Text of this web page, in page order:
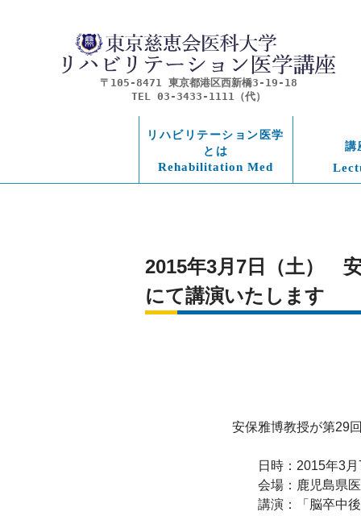
〒105-8471 東京都港区西新橋3-19-18
TEL 03-3433-1111（代）
リハビリテーション医学
とは
Rehabilitation Med
講
2015年3月7日（土）　
にて講演いたします
安保雅博教授が第29
日時：2015年3月7
会場：鹿児島県医
講演：「脳卒中後